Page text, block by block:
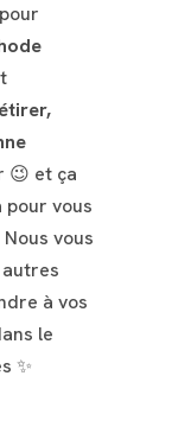
😉 et ça
pour vous
vous
à vos
le
✨